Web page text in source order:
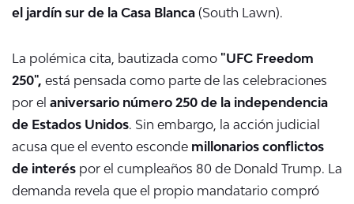
el jardín sur de la Casa Blanca (South Lawn).
La polémica cita, bautizada como "UFC Freedom
250", está pensada como parte de las celebraciones
por el aniversario número 250 de la independencia
de Estados Unidos. Sin embargo, la acción judicial
acusa que el evento esconde millonarios conflictos
de interés por el cumpleaños 80 de Donald Trump. La
demanda revela que el propio mandatario compró